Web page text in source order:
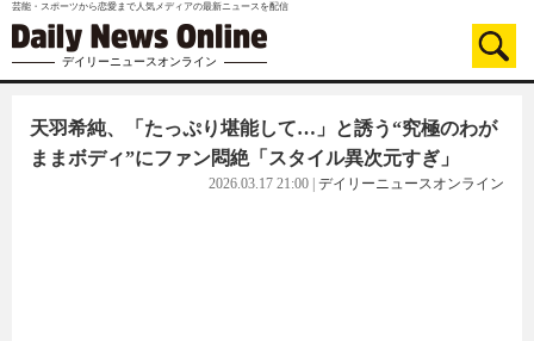
芸能・スポーツから恋愛まで人気メディアの最新ニュースを配信
デイリーニュースオンライン
天羽希純、「たっぷり堪能して…」と誘う“究極のわが
ままボディ”にファン悶絶「スタイル異次元すぎ」
2026.03.17 21:00 デイリーニュースオンライン